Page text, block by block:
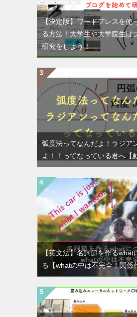
【決定版】ワードプレスを使
る方法！大学生や大学院生は
研究をしよう！
弧度法ってなんだよ！ラジア
よ！！ってなっている君へ【
【英文法】名詞節を作るwhat
る【whatの中は不完全！関係